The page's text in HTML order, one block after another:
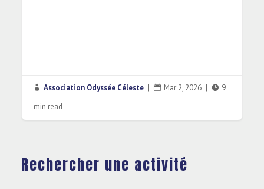
 Association Odyssée Céleste |  Mar 2, 2026 |  9
min read
Rechercher une activité